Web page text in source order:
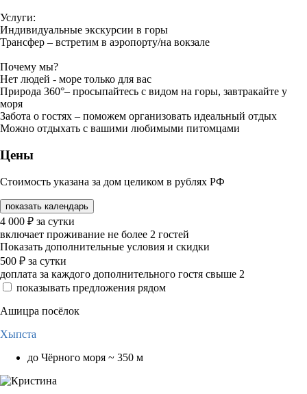
Услуги:
Индивидуальные экскурсии в горы
Трансфер – встретим в аэропорту/на вокзале
Почему мы?
Нет людей - море только для вас
Природа 360°– просыпайтесь с видом на горы, завтракайте у
моря
Забота о гостях – поможем организовать идеальный отдых
Можно отдыхать с вашими любимыми питомцами
Цены
Стоимость указана за дом целиком в рублях РФ
показать календарь
4 000 ₽ за сутки
включает проживание не более 2 гостей
Показать дополнительные условия и скидки
500 ₽ за сутки
доплата за каждого дополнительного гостя свыше 2
показывать предложения рядом
Ашицра посёлок
Хыпста
до Чёрного моря ~ 350 м